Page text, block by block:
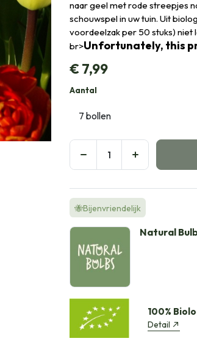
naar geel met rode streepjes
schouwspel in uw tuin. Uit
voordeelzak per 50 stuks) niet
br>Unfortunately, this
€7,99
Aantal
🐝Bijenvriendelijk
Natural
100%
Detail